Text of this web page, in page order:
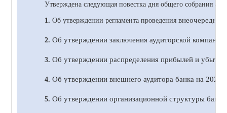
Утверждена следующая повестка дня общего собрания
1. Об утверждении регламента проведения
2. Об утверждении заключения аудиторской
3. Об утверждении распределения прибылей и
4. Об утверждении внешнего аудитора банка на 202
5. Об утверждении организационной структуры